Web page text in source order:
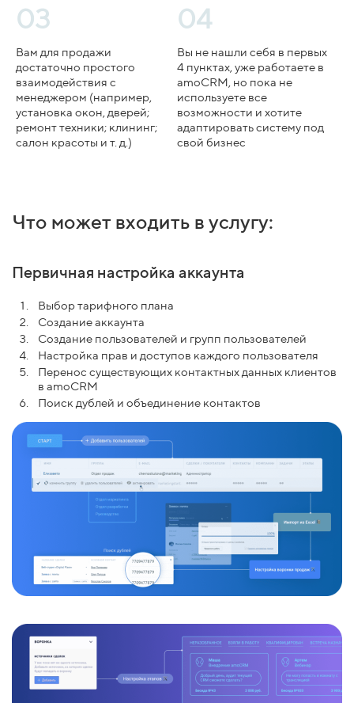
03
Вам для продажи
достаточно простого
взаимодействия с
менеджером (например,
установка окон, дверей;
ремонт техники; клининг;
салон красоты и т. д.)
04
Вы не нашли себя в первых
4 пунктах, уже работаете в
amoCRM, но пока не
используете все
возможности и хотите
адаптировать систему под
свой бизнес
Что может входить в услугу:
Первичная настройка аккаунта
Выбор тарифного плана
Создание аккаунта
Создание пользователей и групп пользователей
Настройка прав и доступов каждого пользователя
Перенос существующих контактных данных клиентов
в amoCRM
Поиск дублей и объединение контактов